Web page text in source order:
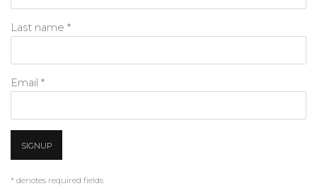
Last name *
Email *
SIGNUP
* denotes required fields